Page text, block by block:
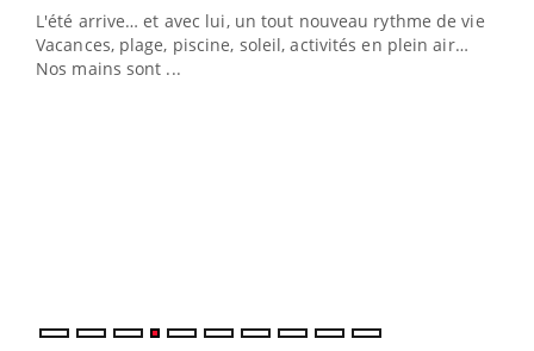
L'été arrive… et avec lui, un tout nouveau rythme de vie !
Vacances, plage, piscine, soleil, activités en plein air…
Nos mains sont ...